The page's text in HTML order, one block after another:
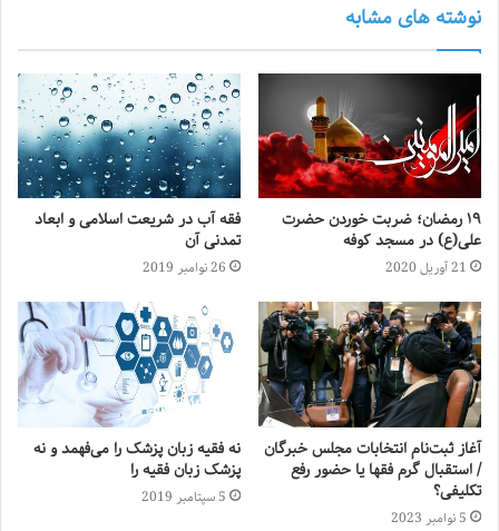
نوشته های مشابه
۱۹ رمضان؛ ضربت خوردن حضرت
علی(ع) در مسجد كوفه
21 آوریل 2020
فقه آب در شریعت اسلامی و ابعاد
تمدنی آن
26 نوامبر 2019
آغاز ثبت‌نام انتخابات مجلس خبرگان
/ استقبال گرم فقها یا حضور رفع
تکلیفی؟
5 نوامبر 2023
نه فقیه زبان پزشک را می‌فهمد و نه
پزشک زبان فقیه را
5 سپتامبر 2019